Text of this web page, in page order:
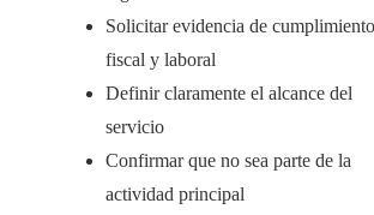
Solicitar evidencia de cumplimiento
fiscal y laboral
Definir claramente el alcance del
servicio
Confirmar que no sea parte de la
actividad principal